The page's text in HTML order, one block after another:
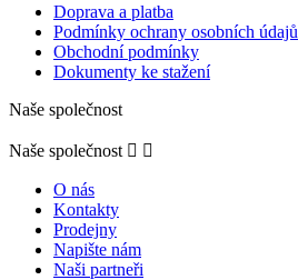
Doprava a platba
Podmínky ochrany osobních údajů
Obchodní podmínky
Dokumenty ke stažení
Naše společnost
Naše společnost  
O nás
Kontakty
Prodejny
Napište nám
Naši partneři